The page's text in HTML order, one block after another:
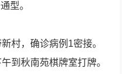
型。
村，确诊病例1密接。
到秋南苑棋牌室打牌。